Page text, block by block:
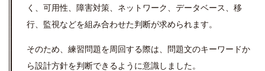
く、可用性、障害対策、ネットワーク、データベース、移
行、監視などを組み合わせた判断が求められます。
そのため、練習問題を周回する際は、問題文のキーワードか
ら設計方針を判断できるように意識しました。